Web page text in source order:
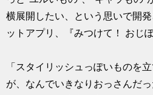
横展開したい、という思いで開
ットアプリ、『みつけて！ おじ
「スタイリッシュっぽいものを
が、なんでいきなりおっさんだ